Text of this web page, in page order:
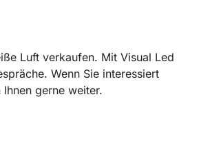
Luft verkaufen. Mit Visual Led
Wenn Sie interessiert
gerne weiter.